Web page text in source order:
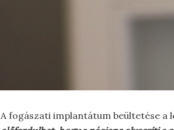
A fogászati implantátum beültetése a